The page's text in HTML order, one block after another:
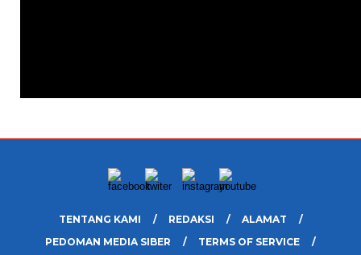
TENTANG KAMI REDAKSI
ALAMAT
PEDOMAN MEDIA SIBER
TERMS OF SERVICE